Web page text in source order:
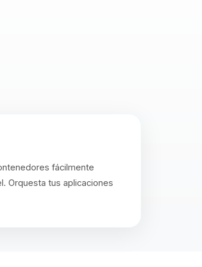
fácilmente
Orquesta tus aplicaciones